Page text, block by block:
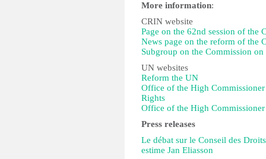
More information:
CRIN website
Page on the 62nd session of the
News page on the reform of the
Subgroup on the Commission
UN websites
Reform the UN
Office of the High
Rights
Office of the High
Press releases
Le débat sur le Conseil des
estime Jan Eliasson